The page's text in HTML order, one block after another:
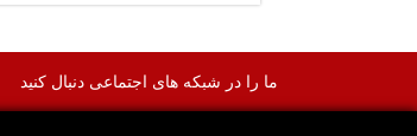
ما را در شبکه های اجتماعی دنبال کنید